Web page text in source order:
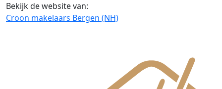
Bekijk de website van:
Croon makelaars Bergen (NH)